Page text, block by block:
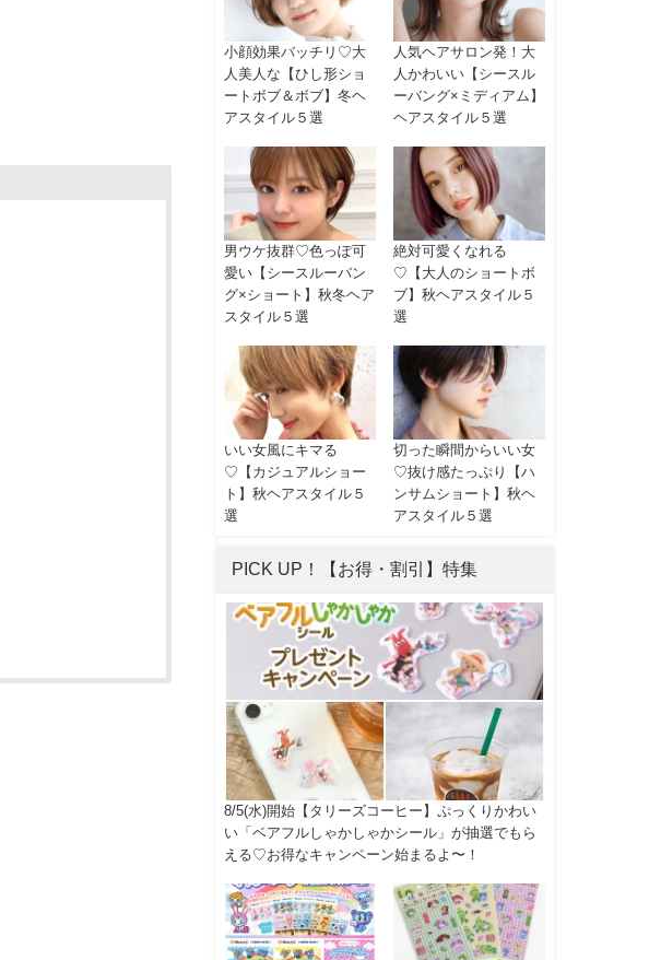
小顔効果バッチリ♡大
人美人な【ひし形ショ
ートボブ＆ボブ】冬ヘ
アスタイル５選
人気ヘアサロン発！大
人かわいい【シースル
ーバング×ミディアム】
ヘアスタイル５選
男ウケ抜群♡色っぽ可
愛い【シースルーバン
グ×ショート】秋冬ヘア
スタイル５選
絶対可愛くなれる
♡【大人のショートボ
ブ】秋ヘアスタイル５
選
いい女風にキマる
♡【カジュアルショー
ト】秋ヘアスタイル５
選
切った瞬間からいい女
♡抜け感たっぷり【ハ
ンサムショート】秋ヘ
アスタイル５選
PICK UP！【お得・割引】特集
8/5(水)開始【タリーズコーヒー】ぷっくりかわい
い「ベアフルしゃかしゃかシール」が抽選でもら
える♡お得なキャンペーン始まるよ〜！